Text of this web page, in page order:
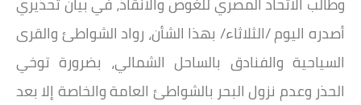
أصدره اليوم /الثلاثاء/ بهذا الشأن، رواد الشواطئ والقرى
السياحية والفنادق بالساحل الشمالي، بضرورة توخي
الحذر وعدم نزول البحر بالشواطئ العامة والخاصة إلا بعد